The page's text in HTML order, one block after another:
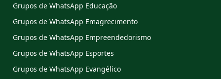
Grupos de WhatsApp Educação
Grupos de WhatsApp Emagrecimento
Grupos de WhatsApp Empreendedorismo
Grupos de WhatsApp Esportes
Grupos de WhatsApp Evangélico